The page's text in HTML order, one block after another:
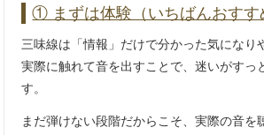
① まずは体験（いちばんおすす
三味線は「情報」だけで分かった気になり
実際に触れて音を出すことで、迷いがすっ
す。
まだ弾けない段階だからこそ、実際の音を